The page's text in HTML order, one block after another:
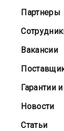
Партнеры
Вакансии
Гарантии
Новости
Статьи